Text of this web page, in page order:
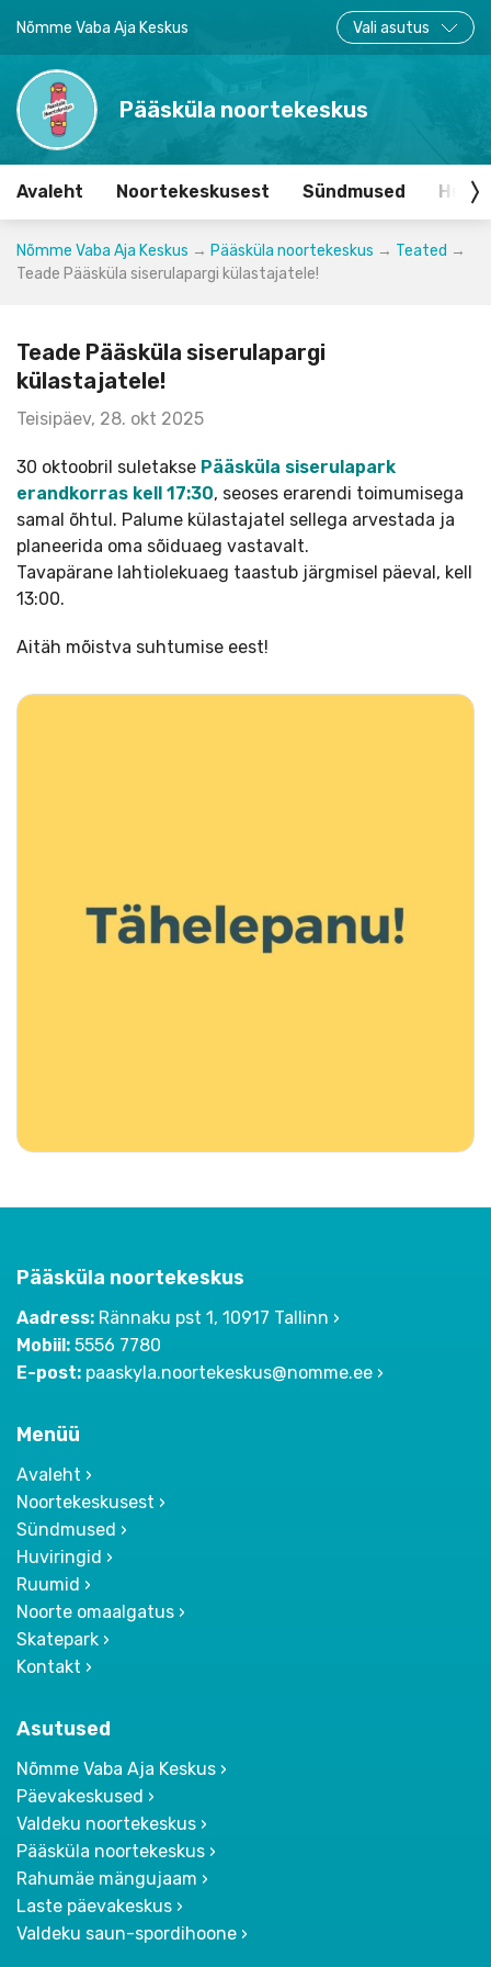
Nõmme Vaba Aja Keskus Vali asutus
Pääsküla noortekeskus
Avaleht Noortekeskusest Sündmused
Nõmme Vaba Aja Keskus → Pääsküla noortekeskus → Teated →
Teade Pääsküla siserulapargi külastajatele!
Teade Pääsküla siserulapargi
külastajatele!
Teisipäev, 28. okt 2025
30 oktoobril suletakse Pääsküla siserulapark
erandkorras kell 17:30, seoses erarendi toimumisega
samal õhtul. Palume külastajatel sellega arvestada ja
planeerida oma sõiduaeg vastavalt.
Tavapärane lahtiolekuaeg taastub järgmisel päeval, kell
13:00.
Aitäh mõistva suhtumise eest!
Pääsküla noortekeskus
Aadress: Rännaku pst 1, 10917 Tallinn
Mobiil: 5556 7780
E-post: paaskyla.noortekeskus@nomme.ee
Menüü
Avaleht
Noortekeskusest
Sündmused
Huviringid
Ruumid
Noorte omaalgatus
Skatepark
Kontakt
Asutused
Nõmme Vaba Aja Keskus
Päevakeskused
Valdeku noortekeskus
Pääsküla noortekeskus
Rahumäe mängujaam
Laste päevakeskus
Valdeku saun-spordihoone